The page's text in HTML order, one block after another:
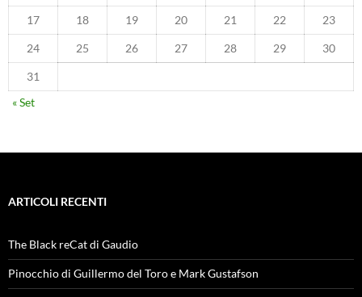
17 18 19 20 21 22 23
24 25 26 27 28 29 30
31
« Set
ARTICOLI RECENTI
The Black reCat di Gaudio
Pinocchio di Guillermo del Toro e Mark Gustafson